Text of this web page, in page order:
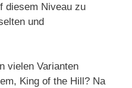
diesem Niveau zu
und
vielen Varianten
King of the Hill? Na